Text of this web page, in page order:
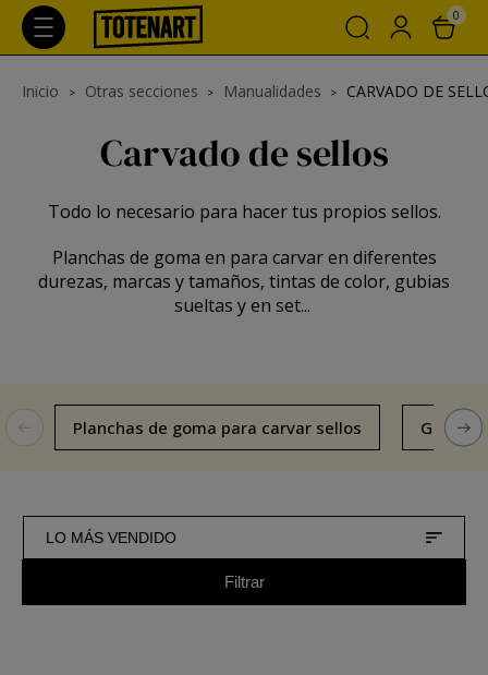
0
Inicio Otras secciones Manualidades CARVADO DE
Carvado de sellos
Todo lo necesario para hacer tus propios sellos.
Planchas de goma en para carvar en diferentes
durezas, marcas y tamaños, tintas de color, gubias
sueltas y en set...
Planchas de goma para carvar sellos Gubias
LO MÁS VENDIDO
Filtrar